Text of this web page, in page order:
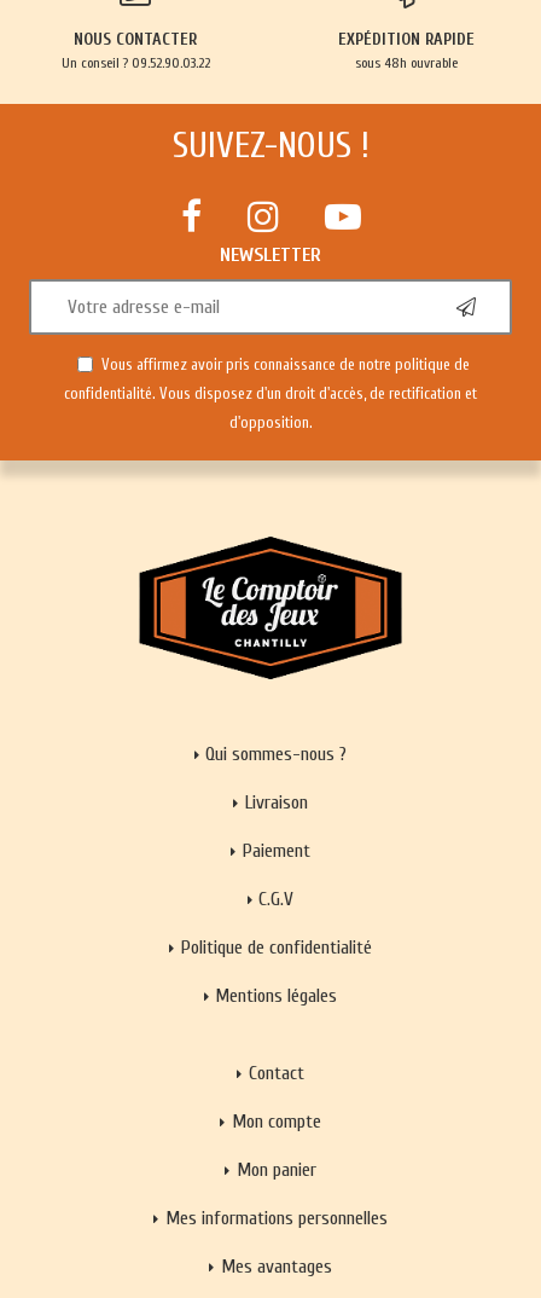
NOUS CONTACTER
Un conseil ? 09.52.90.03.22
EXPÉDITION RAPIDE
sous 48h ouvrable
SUIVEZ-NOUS !
NEWSLETTER
Vous affirmez avoir pris connaissance de notre politique de
confidentialité. Vous disposez d'un droit d'accès, de rectification et
d'opposition.
Qui sommes-nous ?
Livraison
Paiement
C.G.V
Politique de confidentialité
Mentions légales
Contact
Mon compte
Mon panier
Mes informations personnelles
Mes avantages